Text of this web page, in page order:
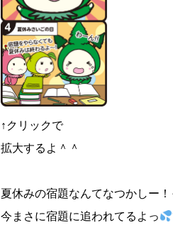
↑クリックで
拡大するよ＾＾
夏休みの宿題なんてなつかしー！
今まさに宿題に追われてるよっ